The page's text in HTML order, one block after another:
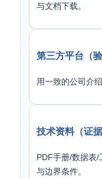
与文档下载。
第三方平台（验
用一致的公司介
技术资料（证据
PDF手册/数据表/
与边界条件。